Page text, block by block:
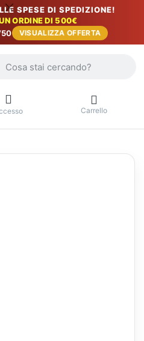
SPESE DI SPEDIZIONE!
ORDINE DI 500€
VISUALIZZA OFFERTA
Carrello